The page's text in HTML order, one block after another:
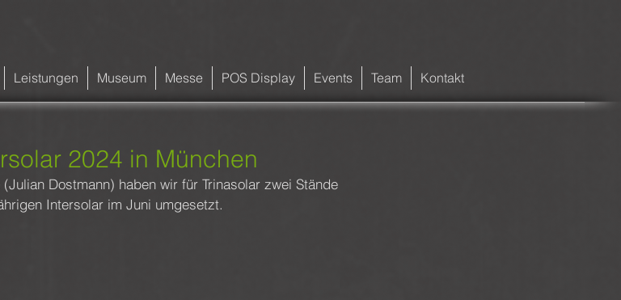
Leistungen Museum Messe POS Display Events Team Kontakt
2024 in München
Dostmann) haben wir für Trinasolar zwei Stände
Intersolar im Juni umgesetzt.